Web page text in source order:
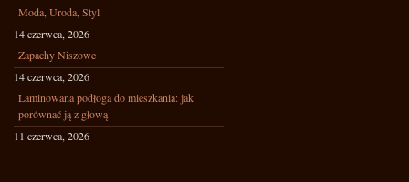
Moda, Uroda, Styl
14 czerwca, 2026
Zapachy Niszowe
14 czerwca, 2026
Laminowana podłoga do mieszkania: jak
porównać ją z głową
11 czerwca, 2026